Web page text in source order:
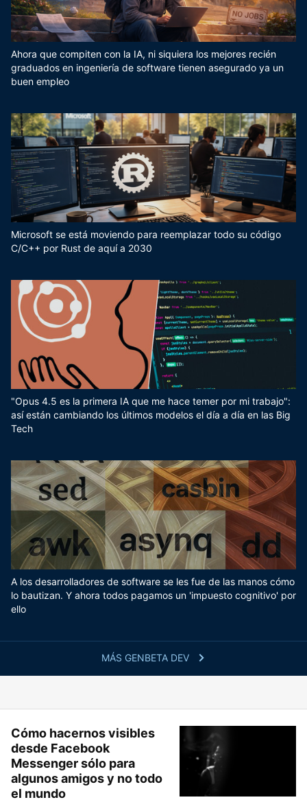
MÁS GENBETA DEV
Ahora que compiten con la IA, ni siquiera los mejores recién
graduados en ingeniería de software tienen asegurado ya un
buen empleo
Microsoft se está moviendo para reemplazar todo su código
C/C++ por Rust de aquí a 2030
"Opus 4.5 es la primera IA que me hace temer por mi trabajo":
así están cambiando los últimos modelos el día a día en las Big
Tech
A los desarrolladores de software se les fue de las manos cómo
lo bautizan. Y ahora todos pagamos un 'impuesto cognitivo' por
ello
Cómo hacernos visibles
desde Facebook
Messenger sólo para
algunos amigos y no todo
el mundo